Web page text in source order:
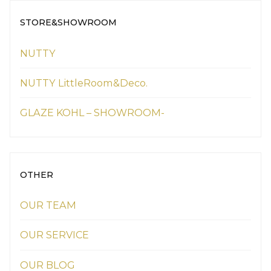
STORE&SHOWROOM
NUTTY
NUTTY LittleRoom&Deco.
GLAZE KOHL – SHOWROOM-
OTHER
OUR TEAM
OUR SERVICE
OUR BLOG